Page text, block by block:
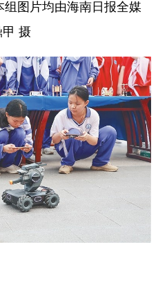
图片均由海南日报全媒
摄